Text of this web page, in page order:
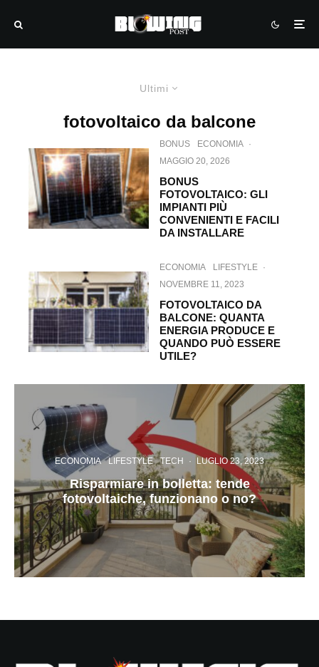
Ultimi
fotovoltaico da balcone
BONUS ECONOMIA ·
MAGGIO 20, 2026
BONUS
FOTOVOLTAICO: GLI
IMPIANTI PIÙ
CONVENIENTI E FACILI
DA INSTALLARE
ECONOMIA LIFESTYLE ·
NOVEMBRE 11, 2023
FOTOVOLTAICO DA
BALCONE: QUANTA
ENERGIA PRODUCE E
QUANDO PUÒ ESSERE
UTILE?
ECONOMIA LIFESTYLE TECH · LUGLIO 23, 2023
Risparmiare in bolletta: tende
fotovoltaiche, funzionano o no?